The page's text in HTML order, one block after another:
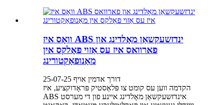
וואָס איז ABS ינדזשעקשאַן מאָלדינג און
פארוואס איז עס אַזוי פאָלקס אין
מאַנופאַקטורינג
דורך אדמין אויף 25-07-25
הקדמה ווען עס קומט צו פּלאַסטיק פּראָדוקציע, איז
ABS אינדזשעקשאַן מאָלדינג איינע פון ​​די מערסט